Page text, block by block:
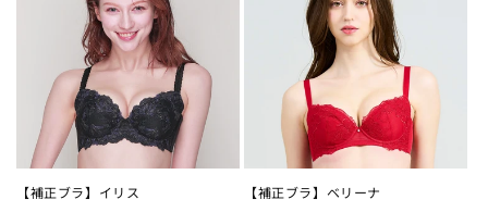
ン
:
【補正ブラ】イリス 【補正ブラ】ベリーナ